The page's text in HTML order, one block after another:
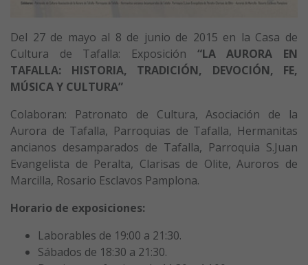
Del 27 de mayo al 8 de junio de 2015 en la Casa de
Cultura de Tafalla: Exposición “LA AURORA EN
TAFALLA: HISTORIA, TRADICIÓN, DEVOCIÓN, FE,
MÚSICA Y CULTURA”
Colaboran: Patronato de Cultura, Asociación de la
Aurora de Tafalla, Parroquias de Tafalla, Hermanitas
ancianos desamparados de Tafalla, Parroquia S.Juan
Evangelista de Peralta, Clarisas de Olite, Auroros de
Marcilla, Rosario Esclavos Pamplona.
Horario de exposiciones:
Laborables de 19:00 a 21:30.
Sábados de 18:30 a 21:30.